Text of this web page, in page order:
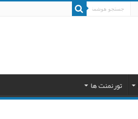
تورنمنت ها